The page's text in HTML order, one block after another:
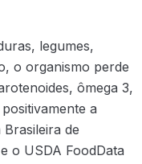
legumes,
o organismo perde
ômega 3,
a
de
o USDA FoodData